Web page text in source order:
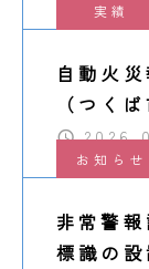
実績
自動火
（つく
お知らせ
非常警
標識の